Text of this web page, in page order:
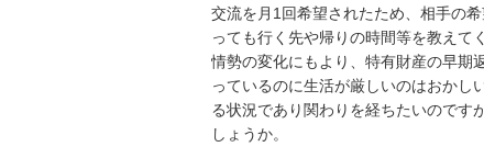
交流を月1回希望されたため、相手の
っても行く先や帰りの時間等を教えて
情勢の変化にもより、特有財産の早期
っているのに生活が厳しいのはおかし
る状況であり関わりを経ちたいのです
しょうか。